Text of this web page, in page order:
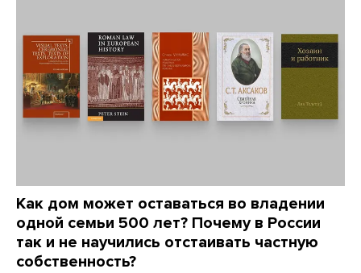
Как дом может оставаться во владении
одной семьи 500 лет? Почему в России
так и не научились отстаивать частную
собственность?